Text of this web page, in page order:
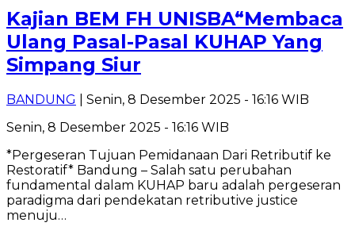
Kajian BEM FH UNISBA“Membaca
Ulang Pasal-Pasal KUHAP Yang
Simpang Siur
BANDUNG
| Senin, 8 Desember 2025 - 16:16 WIB
Senin, 8 Desember 2025 - 16:16 WIB
*Pergeseran Tujuan Pemidanaan Dari Retributif ke
Restoratif* Bandung – Salah satu perubahan
fundamental dalam KUHAP baru adalah pergeseran
paradigma dari pendekatan retributive justice
menuju…